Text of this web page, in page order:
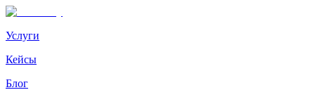
Услуги
Кейсы
Блог